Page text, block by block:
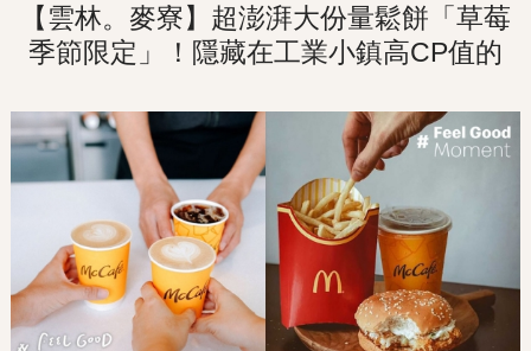
【雲林。麥寮】超澎湃大份量鬆餅「草莓
季節限定」！隱藏在工業小鎮高CP值的